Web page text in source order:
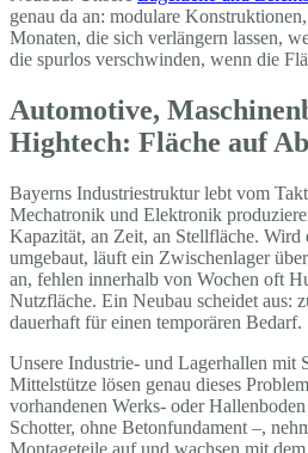
genau da an: modulare
Monaten, die sich verlängern lassen,
die spurlos verschwinden, wenn die
Automotive,
Hightech: Fläche auf
Bayerns Industriestruktur lebt vom
Mechatronik und Elektronik
Kapazität, an Zeit, an Stellfläche. Wird
umgebaut, läuft ein Zwischenlager
an, fehlen innerhalb von Wochen oft
Nutzfläche. Ein Neubau scheidet aus:
dauerhaft für einen temporären Bedarf.
Unsere Industrie- und Lagerhallen mit
Mittelstütze lösen genau dieses
vorhandenen Werks- oder
Schotter, ohne Betonfundament –,
Montageteile auf und wachsen mit